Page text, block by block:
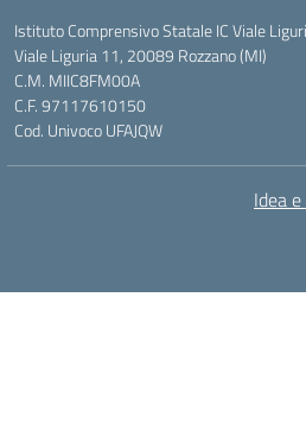
Istituto Comprensivo Statale IC Viale
Viale Liguria 11, 20089 Rozzano (MI)
C.M. MIIC8FM00A
C.F. 97117610150
Cod. Univoco UFAJQW
Idea